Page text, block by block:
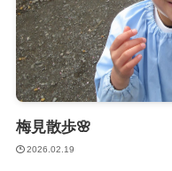
梅見散歩🌸
2026.02.19